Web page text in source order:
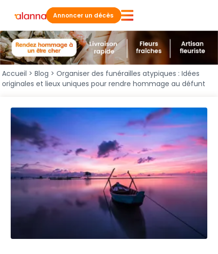
Annoncer un décès
Accueil > Blog > Organiser des funérailles atypiques : Idées
originales et lieux uniques pour rendre hommage au défunt